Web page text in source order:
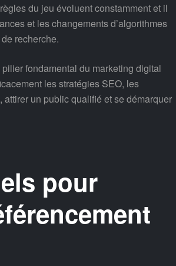
du jeu évoluent constamment et il
et les changements d’algorithmes
recherche.
fondamental du marketing digital
les stratégies SEO, les
un public qualifié et se démarquer
pour